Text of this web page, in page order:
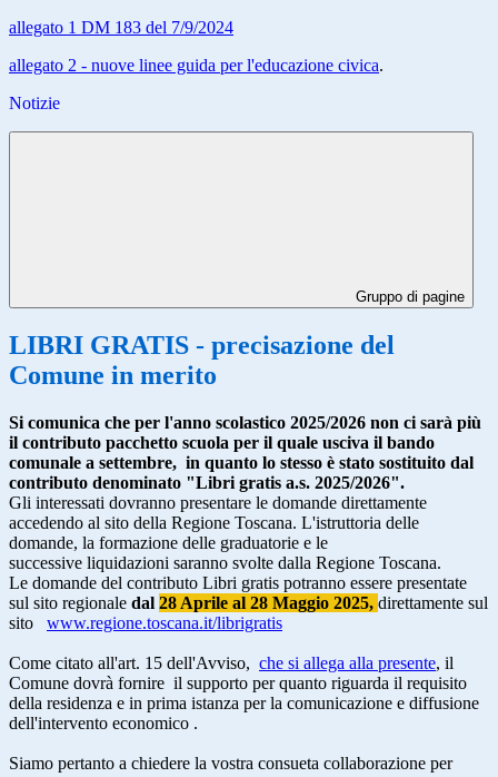
allegato 1 DM 183 del 7/9/2024
allegato 2 - nuove linee guida per l'educazione civica.
Notizie
Gruppo di pagine
LIBRI GRATIS - precisazione del
Comune in merito
Si comunica che per l'anno scolastico 2025/2026 non ci sarà più
il contributo pacchetto scuola per il quale usciva il bando
comunale a settembre, in quanto lo stesso è stato sostituito dal
contributo denominato "Libri gratis a.s. 2025/2026".
Gli interessati dovranno presentare le domande direttamente
accedendo al sito della Regione Toscana. L'istruttoria delle
domande, la formazione delle graduatorie e le
successive liquidazioni saranno svolte dalla Regione Toscana.
Le domande del contributo Libri gratis potranno essere presentate
sul sito regionale dal 28 Aprile al 28 Maggio 2025, direttamente sul
sito
www.regione.toscana.it/librigratis
Come citato all'art. 15 dell'Avviso, che si allega alla presente, il
Comune dovrà fornire il supporto per quanto riguarda il requisito
della residenza e in prima istanza per la comunicazione e diffusione
dell'intervento economico .
Siamo pertanto a chiedere la vostra consueta collaborazione per